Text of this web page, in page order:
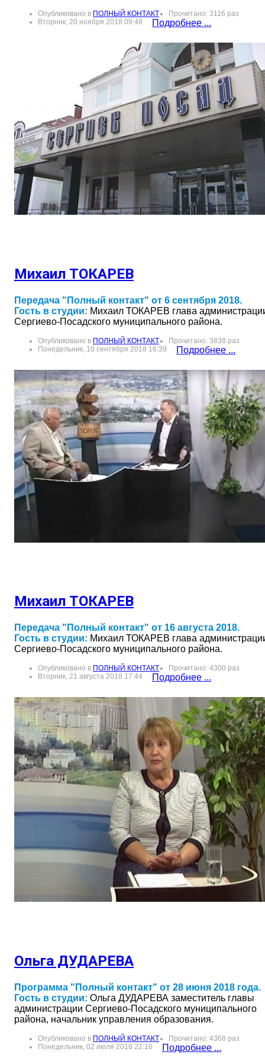
Опубликовано в ПОЛНЫЙ КОНТАКТ
Прочитано: 3116 раз
Вторник, 20 ноября 2018 09:48
Подробнее ...
Михаил ТОКАРЕВ
Передача "Полный контакт" от 6 сентября 2018.
Гость в студии: Михаил ТОКАРЕВ глава
Сергиево-Посадского муниципального района.
Опубликовано в ПОЛНЫЙ КОНТАКТ
Прочитано: 3838 раз
Понедельник, 10 сентября 2018 16:39
Подробнее ...
Михаил ТОКАРЕВ
Передача "Полный контакт" от 16 августа 2018.
Гость в студии: Михаил ТОКАРЕВ глава
Сергиево-Посадского муниципального района.
Опубликовано в ПОЛНЫЙ КОНТАКТ
Прочитано: 4300 раз
Вторник, 21 августа 2018 17:44
Подробнее ...
Ольга ДУДАРЕВА
Программа "Полный контакт" от 28 июня 2018 года.
Гость в студии: Ольга ДУДАРЕВА заместитель главы
администрации Сергиево-Посадского муниципального
района, начальник управления образования.
Опубликовано в ПОЛНЫЙ КОНТАКТ
Прочитано: 4368 раз
Понедельник, 02 июля 2018 22:16
Подробнее ...